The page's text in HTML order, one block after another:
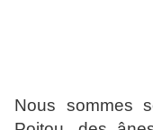
Nous sommes